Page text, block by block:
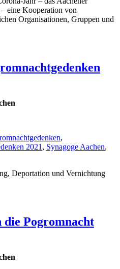
eine Kooperation von
Organisationen, Gruppen und
,
2021 , Synagoge Aachen,
Deportation und Vernichtung
die Pogromnacht